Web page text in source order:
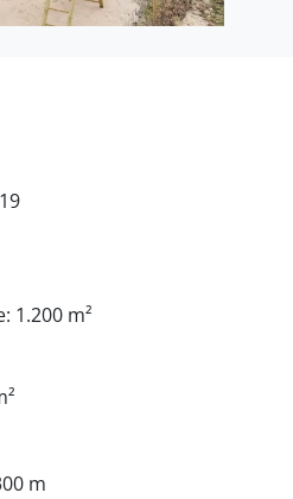
1.200 m²
m